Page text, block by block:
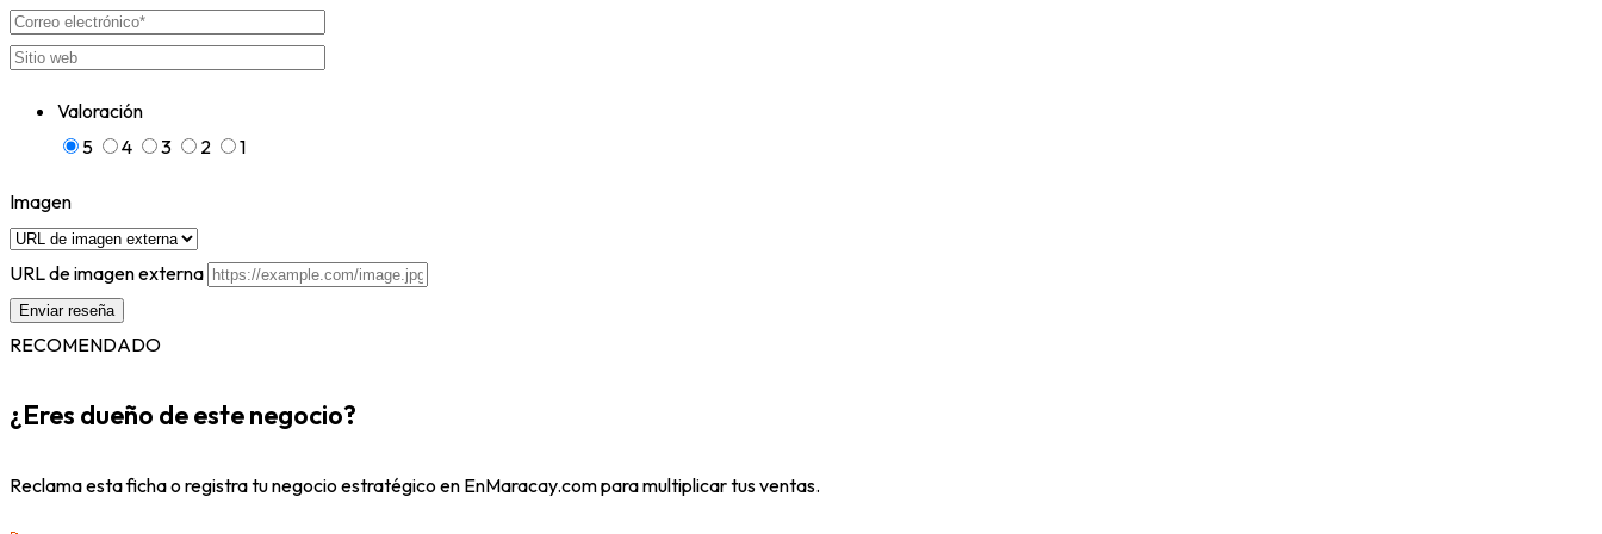
Valoración
5
4 3 2 1
Imagen
URL de imagen externa
RECOMENDADO
¿Eres dueño de este negocio?
Reclama esta ficha o registra tu negocio estratégico en EnMaracay.com para multiplicar tus ventas.